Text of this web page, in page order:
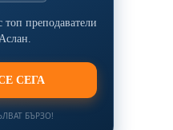
топ преподаватели
СЕГА
БЪРЗО!